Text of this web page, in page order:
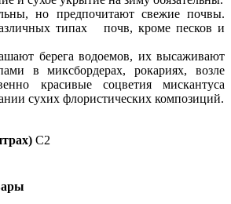
но предпочитают свежие почвы.
типах почв, кроме песков и
берега водоемов, их высаживают
в миксбордерах, рокариях, возле
красивые соцветия мискантуса
сухих флористических композиций.
C2